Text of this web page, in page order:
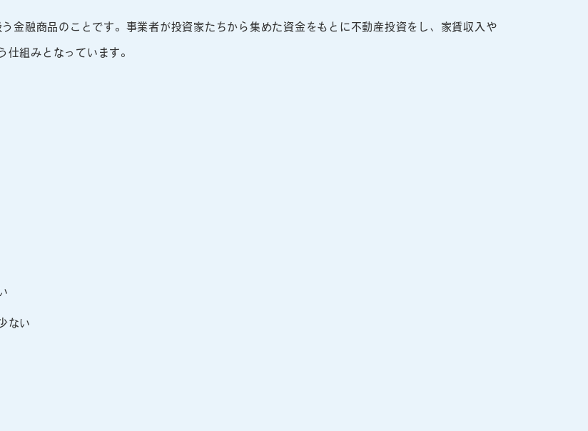
金融商品のことです。事業者が投資家たちから集めた資金をもとに不動産投資をし、家賃収入や
仕組みとなっています。
ない